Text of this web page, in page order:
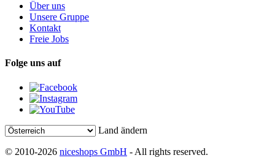
Über uns
Unsere Gruppe
Kontakt
Freie Jobs
Folge uns auf
Land ändern
© 2010-2026 niceshops GmbH - All rights reserved.